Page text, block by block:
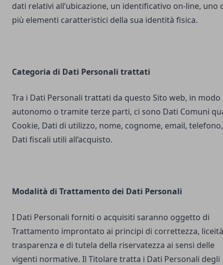
dati relativi all’ubicazione, un identificativo on-line, uno
più elementi caratteristici della sua identità fisica.
Categoria di Dati Personali trattati
Tra i Dati Personali trattati da questo Sito web, in modo
autonomo o tramite terze parti, ci sono Dati Comuni
Cookie, Dati di utilizzo, nome, cognome, email, telefono,
Dati fiscali utili all’acquisto.
Modalità di Trattamento dei Dati Personali
I Dati Personali forniti o acquisiti saranno oggetto di
Trattamento improntato ai principi di correttezza,
trasparenza e di tutela della riservatezza ai sensi delle
vigenti normative. Il Titolare tratta i Dati Personali degli